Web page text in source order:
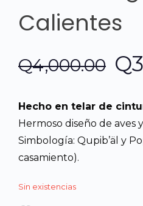
Calientes
Q4,000.00 El
Q
Hecho en telar de
Hermoso diseño de aves
Simbología: Qupib’äl y
casamiento).
Sin existencias